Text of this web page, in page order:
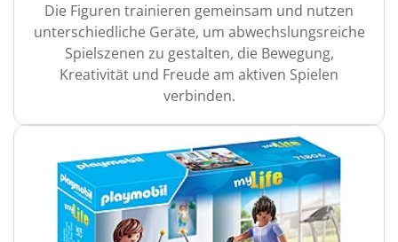
Die Figuren trainieren gemeinsam und nutzen
unterschiedliche Geräte, um abwechslungsreiche
Spielszenen zu gestalten, die Bewegung,
Kreativität und Freude am aktiven Spielen
verbinden.